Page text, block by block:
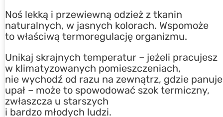
Noś lekką i przewiewną odzież z tkanin
naturalnych, w jasnych kolorach. Wspomoże
to właściwą termoregulację organizmu.
Unikaj skrajnych temperatur – jeżeli pracujesz
w klimatyzowanych pomieszczeniach,
nie wychodź od razu na zewnątrz, gdzie panuje
upał – może to spowodować szok termiczny,
zwłaszcza u starszych
i bardzo młodych ludzi.